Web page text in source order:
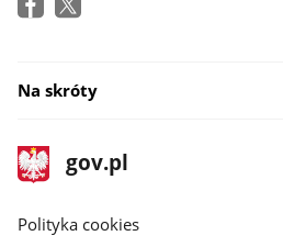
Na skróty
stopka
gov.pl
Strona
gov.pl
gov.pl
Polityka cookies